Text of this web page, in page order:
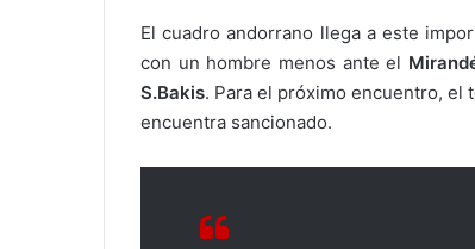
El cuadro andorrano llega a este
con un hombre menos ante el
S.Bakis. Para el próximo encuentro, el
encuentra sancionado.